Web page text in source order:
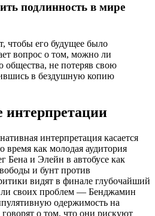
подлинность в мире
чтобы его будущее было
вопрос о том, можно ли
общества, не потеряв свою
в бездушную копию
интерпретации
интерпретация касается
время как молодая аудитория
Бена и Элейн в автобусе как
и бунт против
видят в финале глубочайший
своих проблем — Бенджамин
одержимость на
о том, что они рискуют